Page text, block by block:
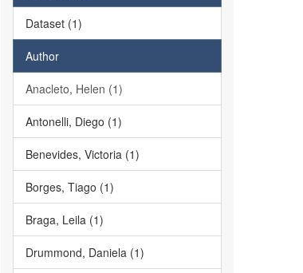
Dataset (1)
Author
Anacleto, Helen (1)
Antonelli, Diego (1)
Benevides, Victoria (1)
Borges, Tiago (1)
Braga, Leila (1)
Drummond, Daniela (1)